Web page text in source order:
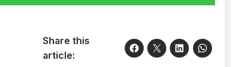
Share this
article: